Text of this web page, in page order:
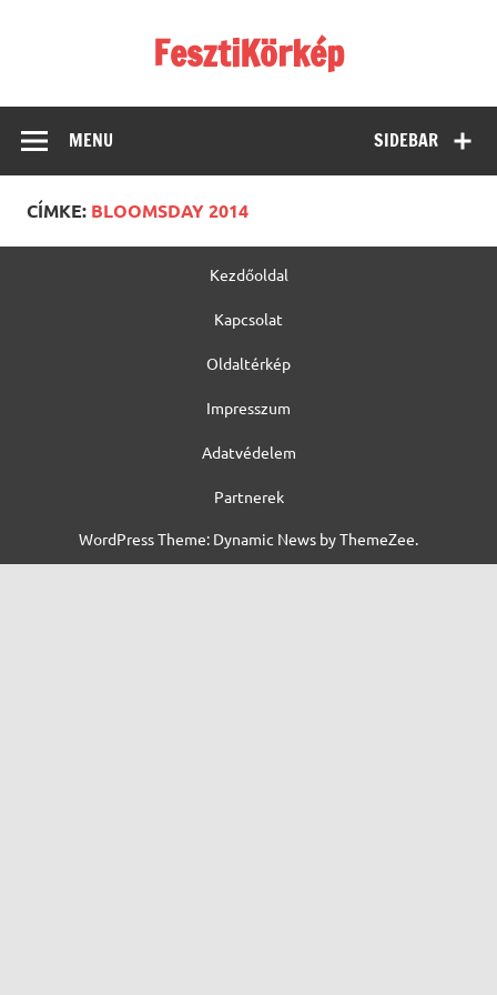
FesztiKörkép
SIDEBAR
MENU
CÍMKE: BLOOMSDAY 2014
Kezdőoldal
Kapcsolat
Oldaltérkép
Impresszum
Adatvédelem
Partnerek
WordPress Theme: Dynamic News by ThemeZee.